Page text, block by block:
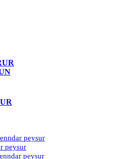
peysur
peysur
peysur